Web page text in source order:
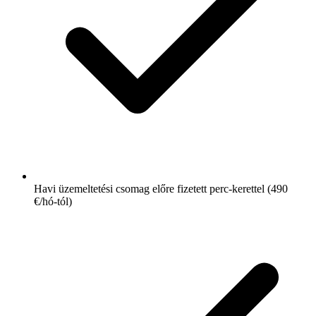
Havi üzemeltetési csomag előre fizetett perc-kerettel (490
€/hó-tól)